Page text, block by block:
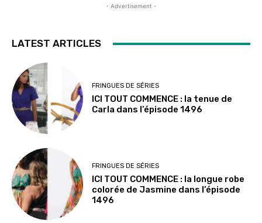
- Advertisement -
LATEST ARTICLES
FRINGUES DE SÉRIES
ICI TOUT COMMENCE : la tenue de
Carla dans l’épisode 1496
FRINGUES DE SÉRIES
ICI TOUT COMMENCE : la longue robe
colorée de Jasmine dans l’épisode
1496